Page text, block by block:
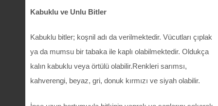
Kabuklu ve Unlu Bitler
Kabuklu bitler; koşnil adı da verilmektedir. Vücutları çıplak
ya da mumsu bir tabaka ile kaplı olabilmektedir. Oldukça
kalın kabuklu veya örtülü olabilir.Renkleri sarımsı,
kahverengi, beyaz, gri, donuk kırmızı ve siyah olabilir.